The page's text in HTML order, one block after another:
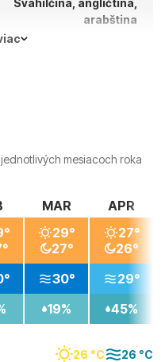
Svahilčina, angličtina,
arabština
mesiacoch roka
26 °C 26 °C
MAR
29°
27°
30°
19%
APR
27°
26°
29°
45%